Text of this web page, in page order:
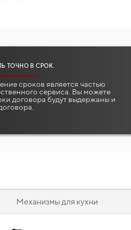
ТОЧНО В СРОК.
сроков является частью
сервиса. Вы можете
договора будут выдержаны и
Механизмы для кухни